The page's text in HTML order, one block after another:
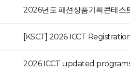
2026년도 패션상품기획콘테스
[KSCT] 2026 ICCT
2026 ICCT updated